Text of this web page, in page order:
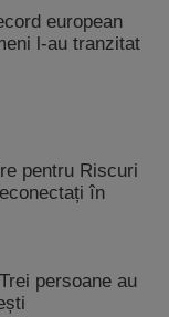
european
l-au tranzitat
pentru Riscuri
în
persoane au